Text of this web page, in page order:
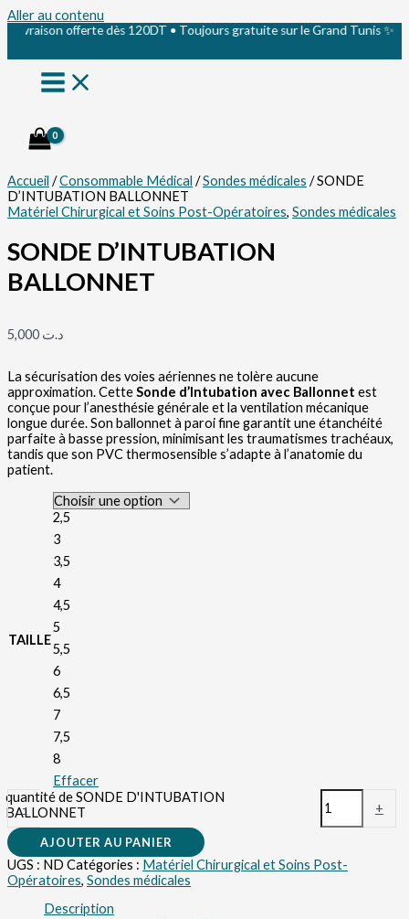
Aller au contenu
offerte dès 120DT • Toujours gratuite sur le Grand Tunis ✨
Accueil /Consommable Médical /Sondes médicales / SONDE
D’INTUBATION BALLONNET
Matériel Chirurgical et Soins Post-Opératoires, Sondes médicales
SONDE D’INTUBATION
BALLONNET
د.ت
La sécurisation des voies aériennes ne tolère aucune
approximation. CetteSonde d’Intubation avec Ballonnet est
conçue pour l’anesthésie générale et la ventilation mécanique
longue durée. Son ballonnet à paroi fine garantit une étanchéité
parfaite à basse pression, minimisant les traumatismes trachéaux,
tandis que son PVC thermosensible s’adapte à l’anatomie du
patient.
TAILLE
2,5
3
3,5
4
4,5
5
5,5
6
6,5
7
7,5
8
Effacer
-
quantité de SONDE D'INTUBATION
BALLONNET
+
AJOUTER AU PANIER
UGS : ND Catégories : Matériel Chirurgical et Soins Post-
Opératoires, Sondes médicales
Description